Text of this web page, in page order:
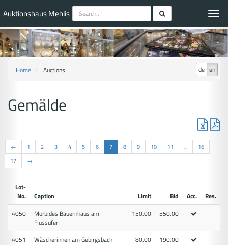
Auktionshaus Mehlis
de en
Home Auctions
Gemälde
← 1 2 3 4 5 6 7 8 9 10 11 ...
16
17
→
Lot-
No.
Caption Limit Bid Acc.
Res.
4050
Morbides Bauernhaus am
Flussufer
150.00 550.00
4051 Wäscherinnen am Gebirgsbach 80.00
190.00